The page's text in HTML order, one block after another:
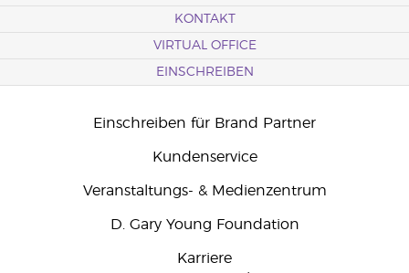
KONTAKT
VIRTUAL OFFICE
EINSCHREIBEN
Einschreiben für Brand Partner
Kundenservice
Veranstaltungs- & Medienzentrum
D. Gary Young Foundation
Karriere